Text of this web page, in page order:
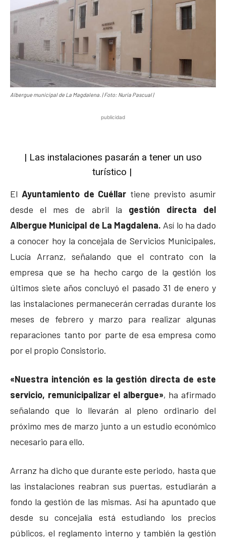
Albergue municipal de La Magdalena. | Foto: Nuria Pascual |
publicidad
| Las instalaciones pasarán a tener un uso
turístico |
El Ayuntamiento de Cuéllar tiene previsto asumir
desde el mes de abril la gestión directa del
Albergue Municipal de La Magdalena. Así lo ha dado
a conocer hoy la concejala de Servicios Municipales,
Lucía Arranz, señalando que el contrato con la
empresa que se ha hecho cargo de la gestión los
últimos siete años concluyó el pasado 31 de enero y
las instalaciones permanecerán cerradas durante los
meses de febrero y marzo para realizar algunas
reparaciones tanto por parte de esa empresa como
por el propio Consistorio.
«Nuestra intención es la gestión directa de este
servicio, remunicipalizar el albergue», ha afirmado
señalando que lo llevarán al pleno ordinario del
próximo mes de marzo junto a un estudio económico
necesario para ello.
Arranz ha dicho que durante este periodo, hasta que
las instalaciones reabran sus puertas, estudiarán a
fondo la gestión de las mismas. Así ha apuntado que
desde su concejalía está estudiando los precios
públicos, el reglamento interno y también la gestión